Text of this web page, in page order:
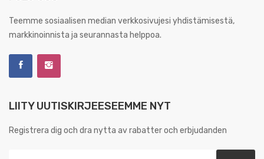
Teemme sosiaalisen median verkkosivujesi yhdistämisestä,
markkinoinnista ja seurannasta helppoa.
LIITY UUTISKIRJEESEEMME NYT
Registrera dig och dra nytta av rabatter och erbjudanden